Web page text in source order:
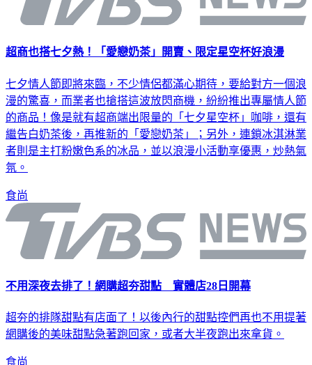
超商也搭七夕熱！「愛戀奶茶」開賣、限定星空杯好浪漫
七夕情人節即將來臨，不少情侶都滿心期待，要給對方一個浪
漫的驚喜，而業者也搶搭這波放閃商機，紛紛推出專屬情人節
的商品！像是就有超商端出限量的「七夕星空杯」咖啡，還有
繼告白奶茶後，再推新的「愛戀奶茶」；另外，連鎖冰淇淋業
者則是主打粉嫩色系的冰品，並以浪漫小活動享優惠，炒熱氣
氛。
食尚
不用深夜去排了！網購超夯甜點 實體店28日開幕
超夯的排隊甜點有店面了！以後內行的甜點控們再也不用提著
網購後的美味甜點急著跑回家，或者大半夜跑出來拿貨。
食尚